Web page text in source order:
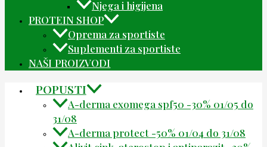
Njega i higijena
PROTEIN SHOP
Oprema za sportiste
Suplementi za sportiste
NAŠI PROIZVODI
POPUSTI
A-derma exomega spf50 -30% 01/05 do
31/08
A-derma protect -50% 01/04 do 31/08